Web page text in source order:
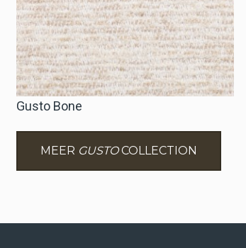
Gusto Bone
MEER GUSTOCOLLECTION